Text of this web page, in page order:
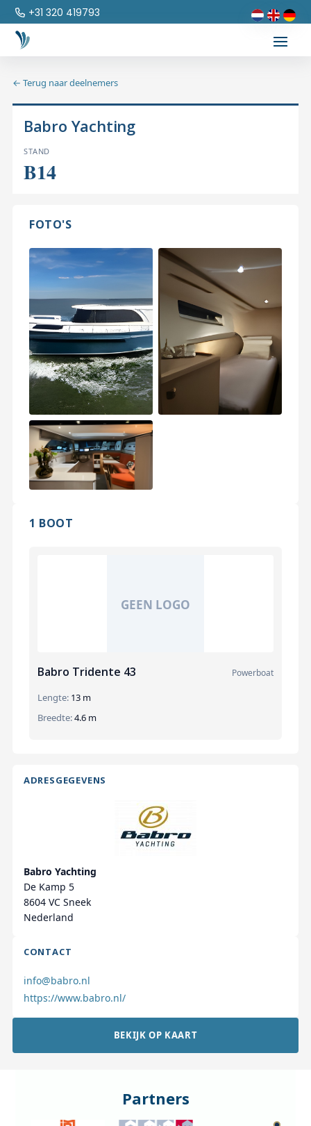
+31 320 419793
← Terug naar deelnemers
Babro Yachting
STAND
B14
FOTO'S
1 BOOT
Babro Tridente 43 Powerboat
Lengte:13 m
Breedte:4.6 m
ADRESGEGEVENS
Babro Yachting
De Kamp 5
8604 VC Sneek
Nederland
CONTACT
info@babro.nl
https://www.babro.nl/
BEKIJK OP KAART
Partners